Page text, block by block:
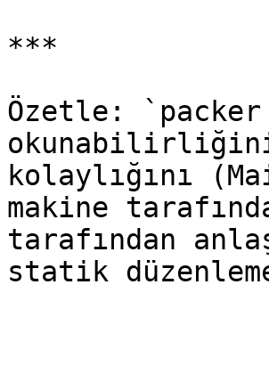
***
Özetle:
kolaylığını
makine
tarafından